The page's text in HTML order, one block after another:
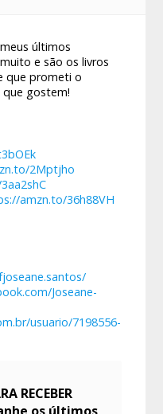
últimos
e são os livros
que prometi o
que gostem!
2Mptjho
amzn.to/36h88VH
Joseane-
usuario/7198556-
RECEBER
os últimos